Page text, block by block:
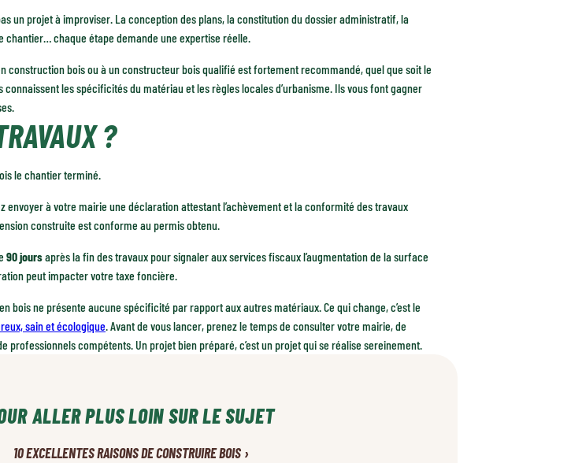
un projet à improviser. La conception des plans, la constitution du dossier administratif, la
chantier… chaque étape demande une expertise réelle.
construction bois ou à un constructeur bois qualifié est fortement recommandé, quel que soit le
les spécificités du matériau et les règles locales d’urbanisme. Ils vous font gagner
?
le chantier terminé.
envoyer à votre mairie une déclaration attestant l’achèvement et la conformité des travaux
construite est conforme au permis obtenu.
90 joursaprès la fin des travaux pour signaler aux services fiscaux l’augmentation de la surface
peut impacter votre taxe foncière.
bois ne présente aucune spécificité par rapport aux autres matériaux. Ce qui change, c’est le
sain et écologique. Avant de vous lancer, prenez le temps de consulter votre mairie, de
professionnels compétents. Un projet bien préparé, c’est un projet qui se réalise sereinement.
ALLER PLUS LOIN SUR LE SUJET
10 EXCELLENTES RAISONS DE CONSTRUIRE BOIS›